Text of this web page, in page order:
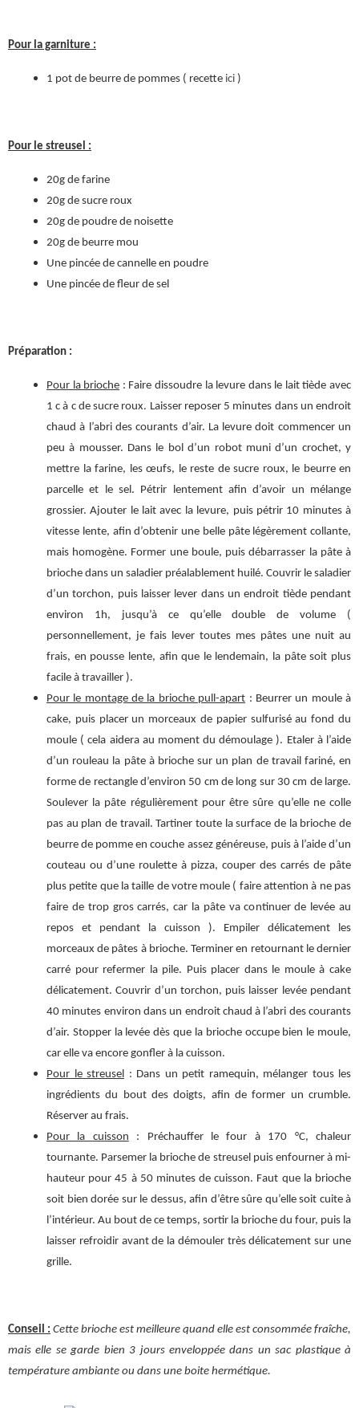
Pour la garniture :
1 pot de beurre de pommes ( recette ici )
Pour le streusel :
20g de farine
20g de sucre roux
20g de poudre de noisette
20g de beurre mou
Une pincée de cannelle en poudre
Une pincée de fleur de sel
Préparation :
Pour la brioche : Faire dissoudre la levure dans le lait tiède avec
1 c à c de sucre roux. Laisser reposer 5 minutes dans un endroit
chaud à l’abri des courants d’air. La levure doit commencer un
peu à mousser. Dans le bol d’un robot muni d’un crochet, y
mettre la farine, les œufs, le reste de sucre roux, le beurre en
parcelle et le sel. Pétrir lentement afin d’avoir un mélange
grossier. Ajouter le lait avec la levure, puis pétrir 10 minutes à
vitesse lente, afin d’obtenir une belle pâte légèrement collante,
mais homogène. Former une boule, puis débarrasser la pâte à
brioche dans un saladier préalablement huilé. Couvrir le saladier
d’un torchon, puis laisser lever dans un endroit tiède pendant
environ 1h, jusqu’à ce qu’elle double de volume (
personnellement, je fais lever toutes mes pâtes une nuit au
frais, en pousse lente, afin que le lendemain, la pâte soit plus
facile à travailler ).
Pour le montage de la brioche pull-apart : Beurrer un moule à
cake, puis placer un morceaux de papier sulfurisé au fond du
moule ( cela aidera au moment du démoulage ). Etaler à l’aide
d’un rouleau la pâte à brioche sur un plan de travail fariné, en
forme de rectangle d’environ 50 cm de long sur 30 cm de large.
Soulever la pâte régulièrement pour être sûre qu’elle ne colle
pas au plan de travail. Tartiner toute la surface de la brioche de
beurre de pomme en couche assez généreuse, puis à l’aide d’un
couteau ou d’une roulette à pizza, couper des carrés de pâte
plus petite que la taille de votre moule ( faire attention à ne pas
faire de trop gros carrés, car la pâte va continuer de levée au
repos et pendant la cuisson ). Empiler délicatement les
morceaux de pâtes à brioche. Terminer en retournant le dernier
carré pour refermer la pile. Puis placer dans le moule à cake
délicatement. Couvrir d’un torchon, puis laisser levée pendant
40 minutes environ dans un endroit chaud à l’abri des courants
d’air. Stopper la levée dès que la brioche occupe bien le moule,
car elle va encore gonfler à la cuisson.
Pour le streusel : Dans un petit ramequin, mélanger tous les
ingrédients du bout des doigts, afin de former un crumble.
Réserver au frais.
Pour la cuisson : Préchauffer le four à 170 °C, chaleur
tournante. Parsemer la brioche de streusel puis enfourner à mi-
hauteur pour 45 à 50 minutes de cuisson. Faut que la brioche
soit bien dorée sur le dessus, afin d’être sûre qu’elle soit cuite à
l’intérieur. Au bout de ce temps, sortir la brioche du four, puis la
laisser refroidir avant de la démouler très délicatement sur une
grille.
Conseil : Cette brioche est meilleure quand elle est consommée fraîche,
mais elle se garde bien 3 jours enveloppée dans un sac plastique à
température ambiante ou dans une boite hermétique.